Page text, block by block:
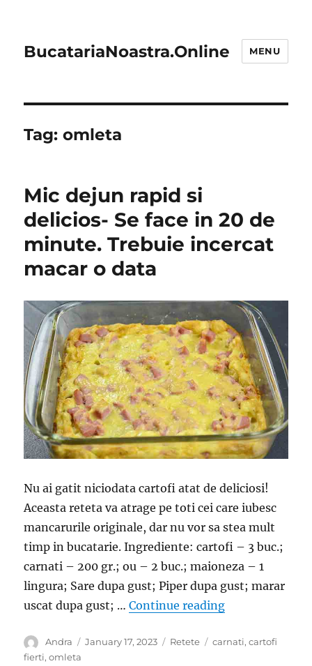
BucatariaNoastra.Online MENU
Tag:omleta
Mic dejun rapid si
delicios- Se face in 20 de
minute. Trebuie incercat
macar o data
Nu ai gatit niciodata cartofi atat de deliciosi!
Aceasta reteta va atrage pe toti cei care iubesc
mancarurile originale, dar nu vor sa stea mult
timp in bucatarie. Ingrediente: cartofi – 3 buc.;
carnati – 200 gr.; ou – 2 buc.; maioneza – 1
lingura; Sare dupa gust; Piper dupa gust; marar
uscat dupa gust; …Continue reading“Mic dejun
Author
Andra
Posted
January 17, 2023 Categories
Retete Tags
carnati,cartofi
fierti,omleta